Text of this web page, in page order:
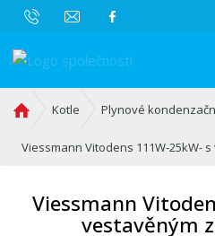
o
Kotle Plynové
Viessmann Vitodens 111W-25kW-
Viessmann
vestavěným